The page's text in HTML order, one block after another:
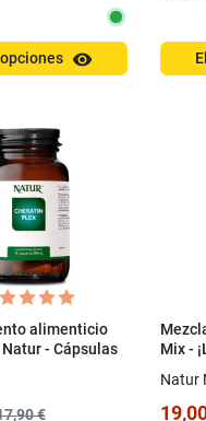
visibility
alimenticio
- Cápsulas
€
Mix -
Natur